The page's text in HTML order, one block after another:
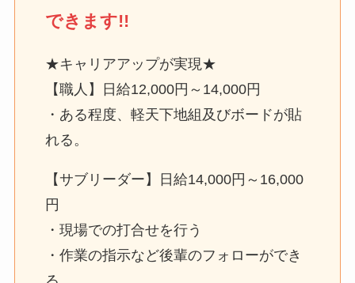
できます!!
★キャリアアップが実現★
【職人】日給12,000円～14,000円
・ある程度、軽天下地組及びボードが貼
れる。
【サブリーダー】日給14,000円～16,000
円
・現場での打合せを行う
・作業の指示など後輩のフォローができ